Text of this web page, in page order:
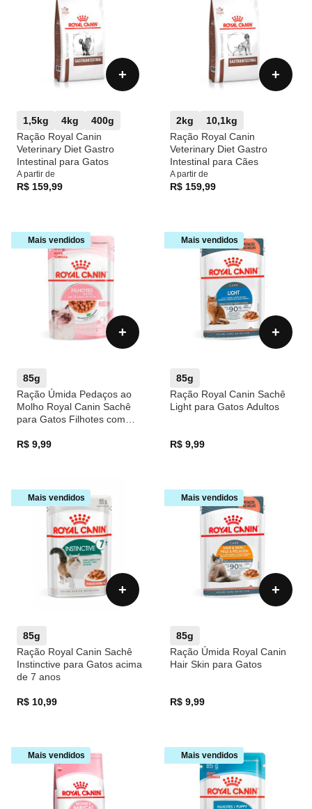
+
1,5kg 4kg
400g
Ração Royal Canin
Veterinary Diet Gastro
Intestinal para Gatos
A partir de
R$ 159,99
+
2kg
10,1kg
Ração Royal Canin
Veterinary Diet Gastro
Intestinal para Cães
A partir de
R$ 159,99
Mais vendidos
+
85g
Ração Úmida Pedaços ao
Molho Royal Canin Sachê
para Gatos Filhotes com
R$ 9,99
Mais vendidos
+
85g
Ração Royal Canin Sachê
Light para Gatos Adultos
R$ 9,99
Mais vendidos
+
85g
Ração Royal Canin Sachê
Instinctive para Gatos acima
de 7 anos
R$ 10,99
Mais vendidos
+
85g
Ração Úmida Royal Canin
Hair Skin para Gatos
R$ 9,99
Mais vendidos Mais vendidos